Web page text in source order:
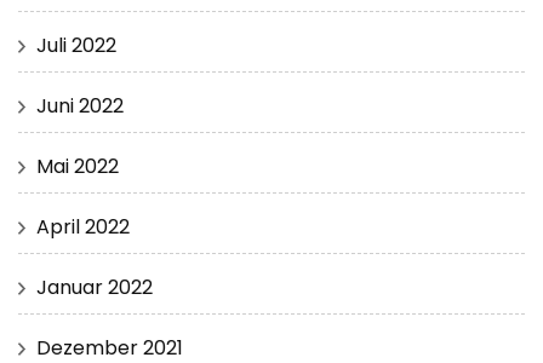
Juli 2022
Juni 2022
Mai 2022
April 2022
Januar 2022
Dezember 2021